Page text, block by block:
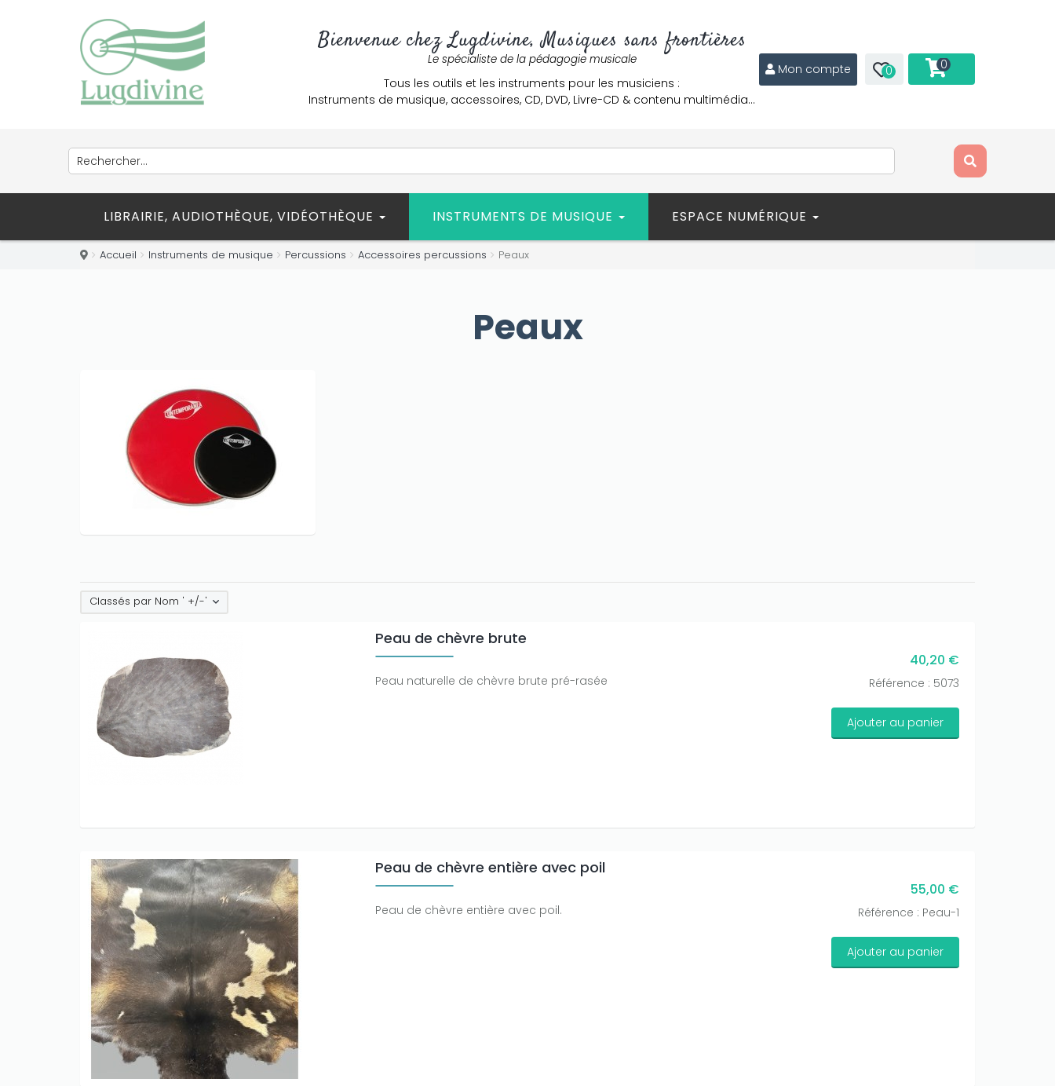
Bienvenue chez Lugdivine, Musiques sans frontières
Le spécialiste de la pédagogie musicale
Tous les outils et les instruments pour les musiciens :
Instruments de musique, accessoires, CD, DVD, Livre-CD & contenu multimédia…
Mon compte 0 0
LIBRAIRIE, AUDIOTHÈQUE, VIDÉOTHÈQUE INSTRUMENTS DE MUSIQUE ESPACE NUMÉRIQUE
Accueil Instruments de musique Percussions Accessoires percussions Peaux
Peaux
Classés par Nom ' +/-'
Peau de chèvre brute
Peau naturelle de chèvre brute pré-rasée
40,20 €
Référence : 5073
Ajouter au panier
Peau de chèvre entière avec poil
Peau de chèvre entière avec poil.
55,00 €
Référence : Peau-1
Ajouter au panier